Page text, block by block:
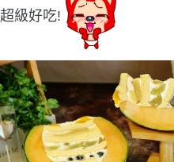
超級好吃!